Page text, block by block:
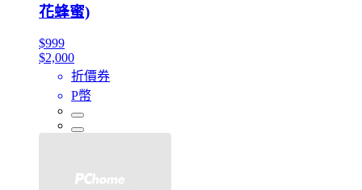
花蜂蜜)
$999
$2,000
折價券
P幣